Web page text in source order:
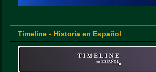
Timeline - Historia en Español